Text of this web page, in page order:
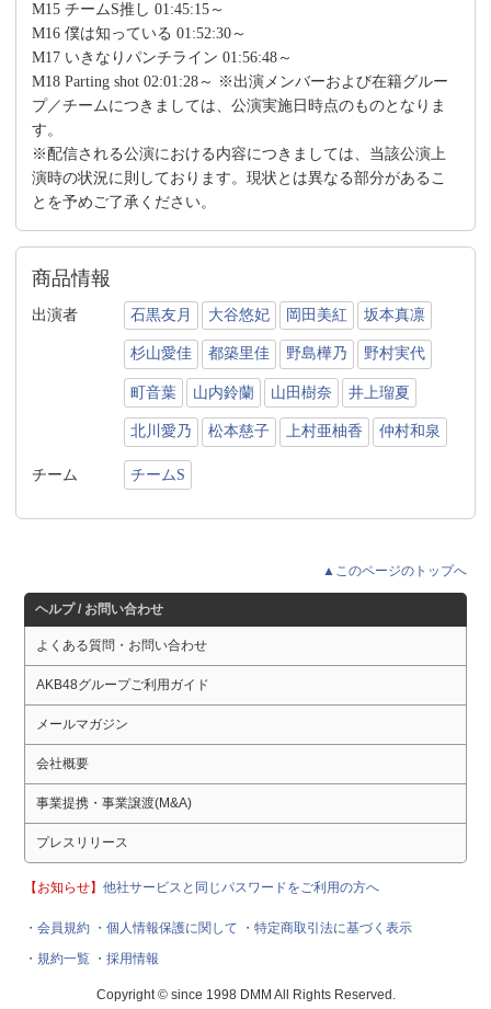
M15 チームS推し 01:45:15～
M16 僕は知っている 01:52:30～
M17 いきなりパンチライン 01:56:48～
M18 Parting shot 02:01:28～ ※出演メンバーおよび在籍グルー
プ／チームにつきましては、公演実施日時点のものとなりま
す。
※配信される公演における内容につきましては、当該公演上
演時の状況に則しております。現状とは異なる部分があるこ
とを予めご了承ください。
商品情報
出演者 石黒友月 大谷悠妃 岡田美紅 坂本真凛
杉山愛佳 都築里佳 野島樺乃 野村実代
町音葉 山内鈴蘭 山田樹奈 井上瑠夏
北川愛乃 松本慈子 上村亜柚香 仲村和泉
チーム チームS
▲このページのトップへ
ヘルプ / お問い合わせ
よくある質問・お問い合わせ
AKB48グループご利用ガイド
メールマガジン
会社概要
事業提携・事業譲渡(M&A)
プレスリリース
【お知らせ】他社サービスと同じパスワードをご利用の方へ
・会員規約 ・個人情報保護に関して
・特定商取引法に基づく表示
・規約一覧 ・採用情報
Copyright © since 1998 DMM All Rights Reserved.